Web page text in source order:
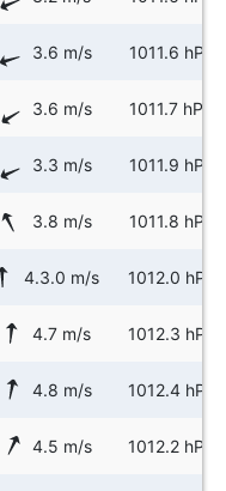
3.6 m/s 1011.6 hPa
3.6 m/s 1011.7 hPa
3.3 m/s 1011.9 hPa
3.8 m/s 1011.8 hPa
4.3.0 m/s 1012.0 hPa
4.7 m/s 1012.3 hPa
4.8 m/s 1012.4 hPa
4.5 m/s 1012.2 hPa